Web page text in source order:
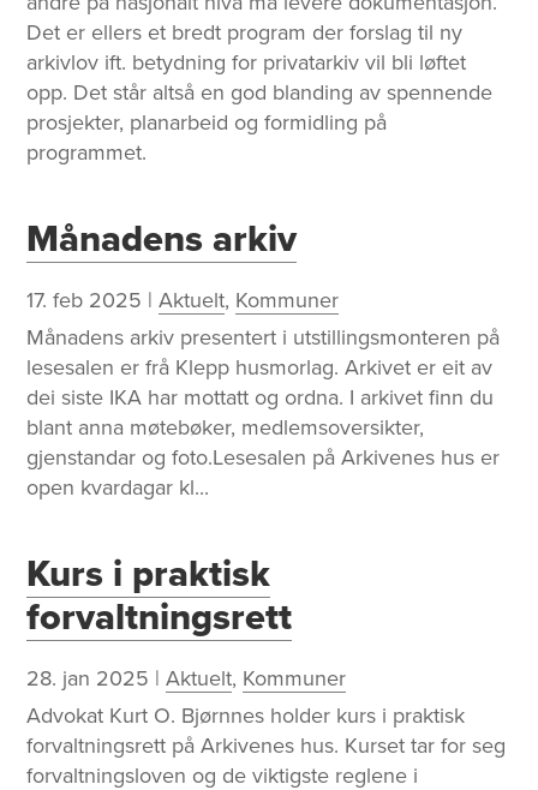
Det er ellers et bredt program der forslag til ny
arkivlov ift. betydning for privatarkiv vil bli løftet
opp. Det står altså en god blanding av spennende
prosjekter, planarbeid og formidling på
programmet.
Månadens arkiv
17. feb 2025 |Aktuelt, Kommuner
Månadens arkiv presentert i utstillingsmonteren på
lesesalen er frå Klepp husmorlag. Arkivet er eit av
dei siste IKA har mottatt og ordna. I arkivet finn du
blant anna møtebøker, medlemsoversikter,
gjenstandar og foto.Lesesalen på Arkivenes hus er
open kvardagar kl...
Kurs i praktisk
forvaltningsrett
28. jan 2025 |Aktuelt, Kommuner
Advokat Kurt O. Bjørnnes holder kurs i praktisk
forvaltningsrett på Arkivenes hus. Kurset tar for seg
forvaltningsloven og de viktigste reglene i